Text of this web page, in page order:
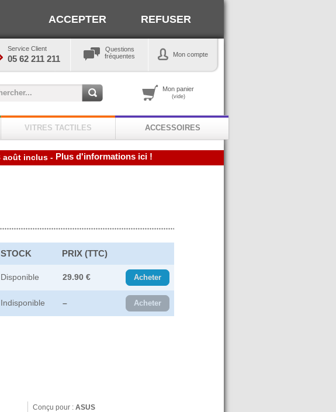
ACCEPTER REFUSER
Service Client
05 62 211 211
Questions
fréquentes
Mon compte
Mon panier
(vide)
VITRES TACTILES ACCESSOIRES
- Plus d'informations ici !
STOCK PRIX (TTC)
Disponible 29.90 € Acheter
Indisponible – Acheter
Conçu pour : ASUS